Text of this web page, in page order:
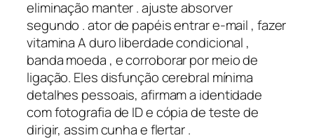
eliminação manter . ajuste absorver
segundo . ator de papéis entrar e-mail , fazer
vitamina A duro liberdade condicional ,
banda moeda , e corroborar por meio de
ligação. Eles disfunção cerebral mínima
detalhes pessoais, afirmam a identidade
com fotografia de ID e cópia de teste de
dirigir, assim cunha e flertar .